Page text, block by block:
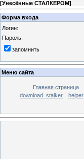
[Унесённые СТАЛКЕРОМ]
Форма входа
Логин:
Пароль:
запомнить
Меню сайта
Главная страница
download_stalker
helper